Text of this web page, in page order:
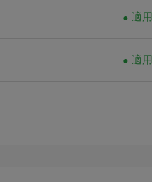
適用
適用